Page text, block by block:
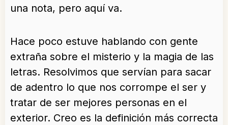
una nota, pero aquí va.
Hace poco estuve hablando con gente
extraña sobre el misterio y la magia de las
letras. Resolvimos que servían para sacar
de adentro lo que nos corrompe el ser y
tratar de ser mejores personas en el
exterior. Creo es la definición más correcta